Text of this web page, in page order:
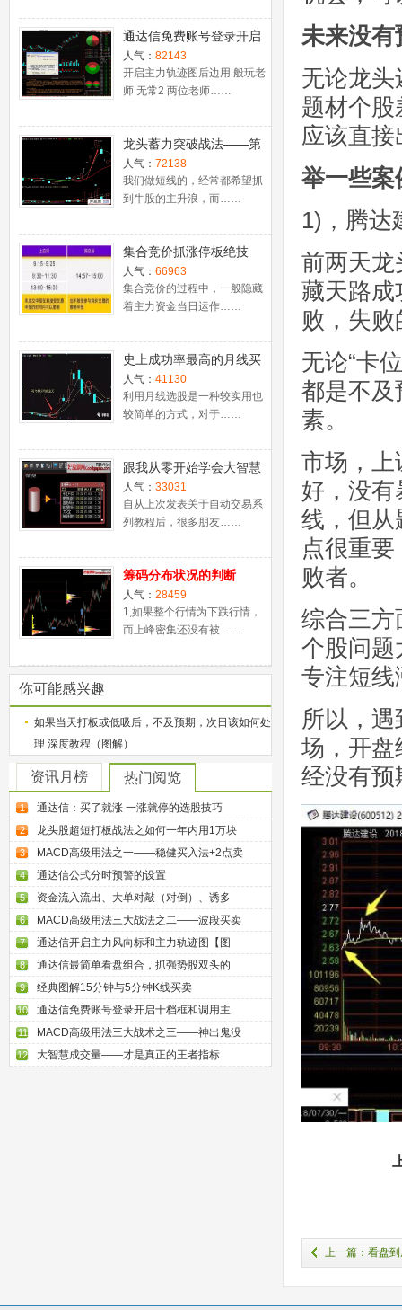
通达信免费账号登录开启
十档框和调用主力监控教
程
人气： 82143
开启主力轨迹图后边用 般玩老
师 无常2 两位老师……
龙头蓄力突破战法——第
一时间介入牛股主升浪捕
捉涨停板的技巧（图解）
人气： 72138
我们做短线的，经常都希望抓
到牛股的主升浪，而……
集合竞价抓涨停板绝技
（附公式源码）
人气： 66963
集合竞价的过程中，一般隐藏
着主力资金当日运作……
史上成功率最高的月线买
入法，精准高效筛选暴涨
牛股，堪称选股法宝！
人气： 41130
利用月线选股是一种较实用也
较简单的方式，对于……
跟我从零开始学会大智慧
股票池自动交易
人气： 33031
自从上次发表关于自动交易系
列教程后，很多朋友……
筹码分布状况的判断
人气： 28459
1,如果整个行情为下跌行情，
而上峰密集还没有被……
你可能感兴趣
如果当天打板或低吸后，不及预期，次日该如何处
理 深度教程（图解）
资讯月榜 热门阅览
1 通达信：买了就涨 一涨就停的选股技巧
2 龙头股超短打板战法之如何一年内用1万块
3 MACD高级用法之一——稳健买入法+2点卖
4 通达信公式分时预警的设置
5 资金流入流出、大单对敲（对倒）、诱多
6 MACD高级用法三大战法之二——波段买卖
7 通达信开启主力风向标和主力轨迹图【图
8 通达信最简单看盘组合，抓强势股双头的
9 经典图解15分钟与5分钟K线买卖
10 通达信免费账号登录开启十档框和调用主
11 MACD高级用法三大战术之三——神出鬼没
12 大智慧成交量——才是真正的王者指标
未来没有
无论龙
题材个
应该直
举一些案
1)，腾达
前两天龙
藏天路成
败，失
无论“卡
都是不及
素。
市场，上
好，没
线，但从
点很重
败者。
综合三方
个股问题
专注短线
所以，
场，开盘
经没有预
上一篇：看盘